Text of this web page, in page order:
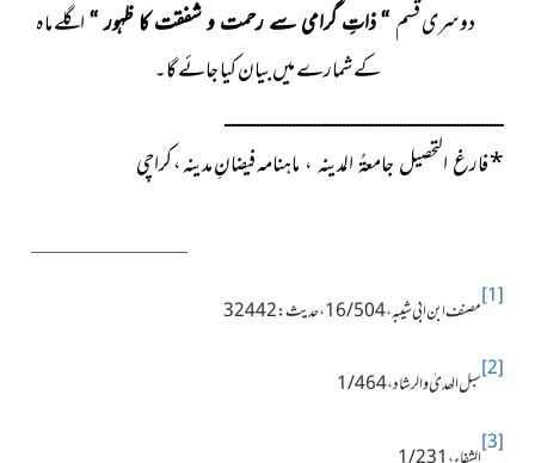
دوسری قسم “ ذاتِ گرامی سے رحمت و شفقت کا ظہور “اگلے ماہ
کے شمارے میں بیان کیا جائے گا۔
ــــــــــــــــــــــــــــــــــــــــــــــــــــــــــــــــــــــــــــــ
*فارغ التحصیل جامعۃُ المدینہ ، ماہنامہ فیضانِ مدینہ ، کراچی
[1] مصنف ابن ابی شيبہ، 16/504، حدیث:32442
[2] سبل الھدیٰ والرشاد، 1/464
[3]